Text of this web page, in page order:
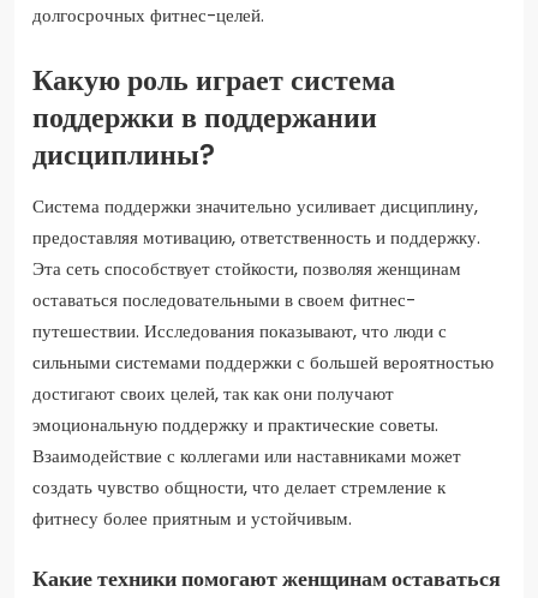
долгосрочных фитнес-целей.
Какую роль играет система
поддержки в поддержании
дисциплины?
Система поддержки значительно усиливает дисциплину,
предоставляя мотивацию, ответственность и поддержку.
Эта сеть способствует стойкости, позволяя женщинам
оставаться последовательными в своем фитнес-
путешествии. Исследования показывают, что люди с
сильными системами поддержки с большей вероятностью
достигают своих целей, так как они получают
эмоциональную поддержку и практические советы.
Взаимодействие с коллегами или наставниками может
создать чувство общности, что делает стремление к
фитнесу более приятным и устойчивым.
Какие техники помогают женщинам оставаться